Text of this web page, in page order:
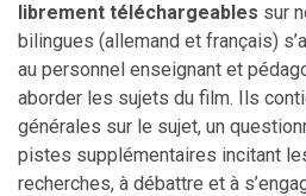
librement téléchargeables sur
bilingues (allemand et français)
au personnel enseignant et
aborder les sujets du film. Ils
générales sur le sujet, un
pistes supplémentaires incitant
recherches, à débattre et à